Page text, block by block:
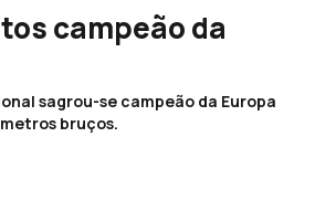
campeão da
sagrou-se campeão da Europa
bruços.